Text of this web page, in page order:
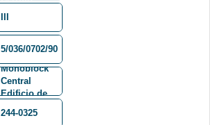
5/036/0702/90
Av. Villazón
Monoblock
Central
Edificio de
2do Piso
244-0325